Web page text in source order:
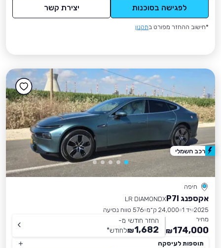
לפגישה בסוכנות יצירת קשר
*חישוב ההחזר מפורט בתקנון
חיפה
אקספנג P7I
LR DIAMONDX
2025 יד 1 24,000 ק״מ
576 טווח נסיעה
מחיר
174,000
₪
החזר חודשי מ-
1,682
₪לחודש*
תוספות לעיסקה
רכב חשמלי